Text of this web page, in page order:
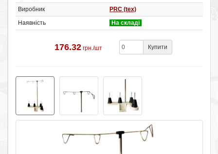
Виробник
PRC (tex)
Наявність
На складі
176.32 грн./шт Купити